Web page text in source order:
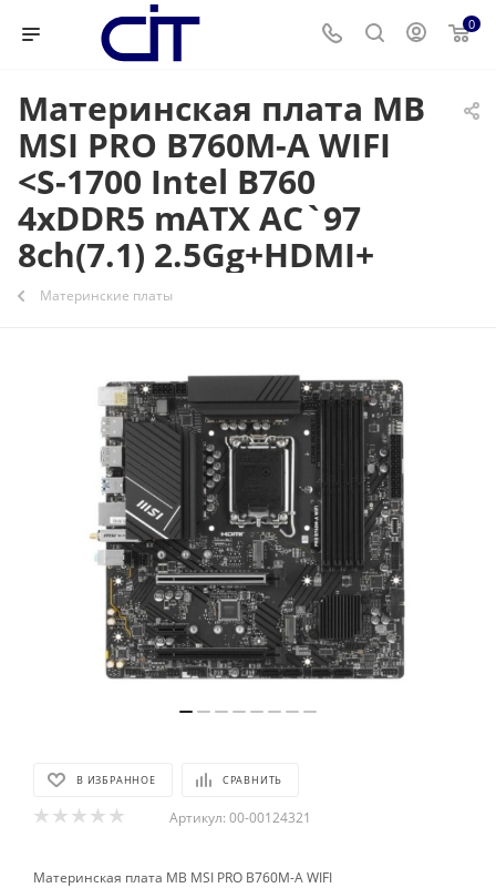
0
Материнская плата MB
MSI PRO B760M-A WIFI
<S-1700 Intel B760
4xDDR5 mATX AC`97
8ch(7.1) 2.5Gg+HDMI+
Материнские платы
В ИЗБРАННОЕ СРАВНИТЬ
Артикул: 00-00124321
Материнская плата MB MSI PRO B760M-A WIFI